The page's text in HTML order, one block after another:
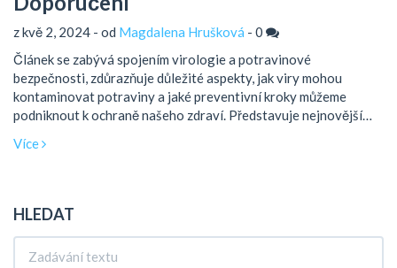
z kvě 2, 2024 - od Magdalena Hrušková - 0
Článek se zabývá spojením virologie a potravinové
bezpečnosti, zdůrazňuje důležité aspekty, jak viry mohou
kontaminovat potraviny a jaké preventivní kroky můžeme
podniknout k ochraně našeho zdraví. Představuje nejnovější
zmiňuje opatření, která mohou výrazně snížit riziko nákazy.
oblasti potravinové hygiene.
Více
HLEDAT